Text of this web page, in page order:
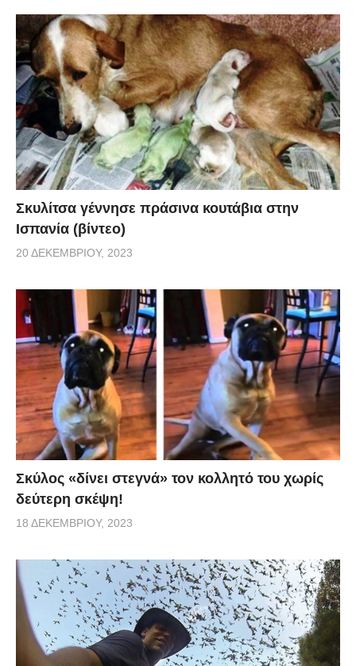
Σκυλίτσα γέννησε πράσινα κουτάβια στην
Ισπανία (βίντεο)
20 ΔΕΚΕΜΒΡΊΟΥ, 2023
Σκύλος «δίνει στεγνά» τον κολλητό του χωρίς
δεύτερη σκέψη!
18 ΔΕΚΕΜΒΡΊΟΥ, 2023